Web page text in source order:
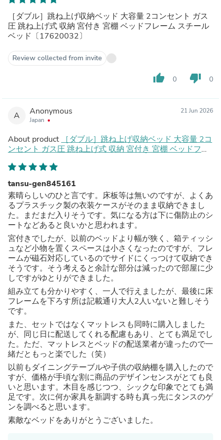
［ダブル］跳ね上げ収納ベッド 大容量 2コンセント ガス
圧 跳ね上げ式 収納 宮付き 宮棚 ベッドフレーム スチール
ベッド〔17620032〕
Review collected from invite
thumb_up 0 thumb_down 0
A Anonymous
Japan
21 Jun 2026
About product
［ダブル］跳ね上げ収納ベッド 大容量 2コ
ンセント ガス圧 跳ね上げ式 収納 宮付き 宮棚 ベッドフレ
tansu-gen845161
素晴らしいのひと言です。床板等は無いのですが、よくあ
るプラスチック製の衣装ケースがそのまま収納できまし
た。まだまだ入りそうです。気になる方は下に傷防止のシ
ートなどあると良いかと思われます。
宮付きでしたが、以前のベッドより幅が狭く、箱ティッシ
ュなど小物を置くスペースは小さくなったのですが、フレ
ームが磁石対応しているのでサイドにくっつけて収納でき
そうです。そう考えると余計な部分は減ったので部屋に少
しですがゆとりができました。
組み立ても分かりやすく、一人で行えましたが、最後に床
フレームを下ろす所は記載通り大人2人いないと難しそう
です。
また、セットではなくマットレスも同時に購入しました
が、同じ日に配送してくれる配慮もあり、とても満足でし
た。ただ、マットレスとベッドの配送業者が違ったので一
緒だともっと楽でした（笑）
以前もダイニングテーブルや子供の収納棚を購入したので
すが、価格が手頃な割に商品のデザインセンスがとても良
いと思います。木目を感じつつ、シックな印象でとても満
足です。次に何か家具を新調する時も真っ先にタンスのゲ
ンを調べると思います。
素敵なベッドをありがとうございました。